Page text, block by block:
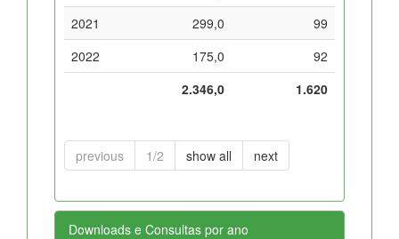
2021
299,0
99
2022
175,0
92
2.346,0
1.620
previous 1/2 show all next
Downloads e Consultas por ano